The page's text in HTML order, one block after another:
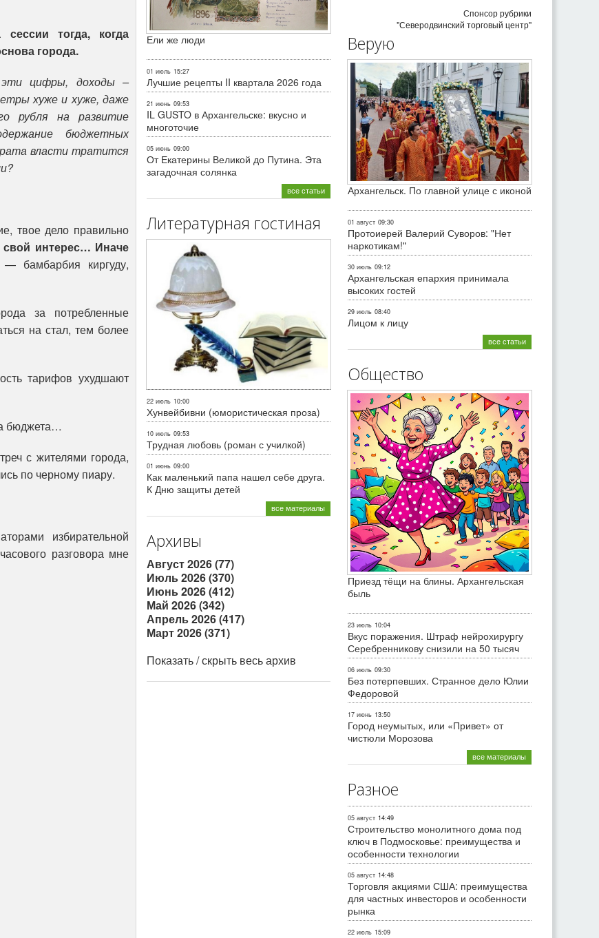
тогда, когда
города.
цифры, доходы –
хуже и хуже, даже
рубля на развитие
бюджетных
власти тратится
твое дело правильно
интерес… Иначе
бамбарбия киргуду,
за потребленные
на стал, тем более
тарифов ухудшают
бюджета…
с жителями города,
по черному пиару.
избирательной
разговора мне
Ели же люди
01 июль 15:27
Лучшие рецепты II квартала 2026 года
21 июнь 09:53
IL GUSTO в Архангельске: вкусно и
многоточие
05 июнь 09:00
От Екатерины Великой до Путина. Эта
загадочная солянка
все статьи
Литературная гостиная
22 июль 10:00
Хунвейбивни (юмористическая проза)
10 июль 09:53
Трудная любовь (роман с училкой)
01 июнь 09:00
Как маленький папа нашел себе друга.
К Дню защиты детей
все материалы
Архивы
Август 2026 (77)
Июль 2026 (370)
Июнь 2026 (412)
Май 2026 (342)
Апрель 2026 (417)
Март 2026 (371)
Показать / скрыть весь архив
Спонсор рубрики
"Северодвинский торговый центр"
Верую
Архангельск. По главной улице с иконой
01 август 09:30
Протоиерей Валерий Суворов: "Нет
наркотикам!"
30 июль 09:12
Архангельская епархия принимала
высоких гостей
29 июль 08:40
Лицом к лицу
все статьи
Общество
Приезд тёщи на блины. Архангельская
быль
23 июль 10:04
Вкус поражения. Штраф нейрохирургу
Серебренникову снизили на 50 тысяч
06 июль 09:30
Без потерпевших. Странное дело Юлии
Федоровой
17 июнь 13:50
Город неумытых, или «Привет» от
чистюли Морозова
все материалы
Разное
05 август 14:49
Строительство монолитного дома под
ключ в Подмосковье: преимущества и
особенности технологии
05 август 14:48
Торговля акциями США: преимущества
для частных инвесторов и особенности
рынка
22 июль 15:09